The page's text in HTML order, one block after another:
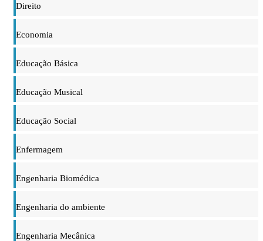
Direito
Economia
Educação Básica
Educação Musical
Educação Social
Enfermagem
Engenharia Biomédica
Engenharia do ambiente
Engenharia Mecânica